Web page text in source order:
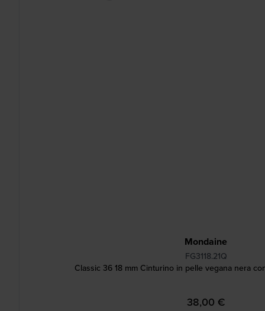
Mondaine
FG3118.21Q
Classic 36 18 mm Cinturino in pelle vegana nera
38,00 €